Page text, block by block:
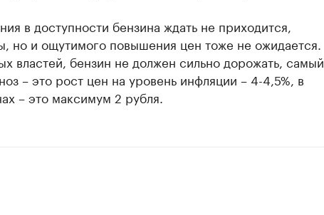
в доступности бензина ждать не приходится,
но и ощутимого повышения цен тоже не ожидается.
властей, бензин не должен сильно дорожать, самый
– это рост цен на уровень инфляции – 4-4,5%, в
– это максимум 2 рубля.